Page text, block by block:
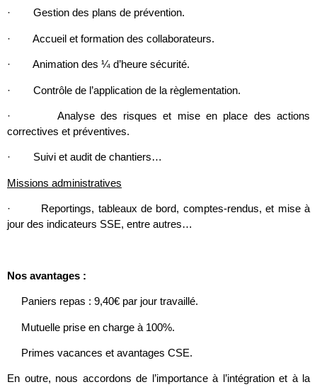
· Gestion des plans de prévention.
· Accueil et formation des collaborateurs.
· Animation des ¼ d’heure sécurité.
· Contrôle de l’application de la règlementation.
· Analyse des risques et mise en place des actions
correctives et préventives.
· Suivi et audit de chantiers…
Missions administratives
· Reportings, tableaux de bord, comptes-rendus, et mise à
jour des indicateurs SSE, entre autres…
Nos avantages :
Paniers repas : 9,40€ par jour travaillé.
Mutuelle prise en charge à 100%.
Primes vacances et avantages CSE.
En outre, nous accordons de l’importance à l’intégration et à la